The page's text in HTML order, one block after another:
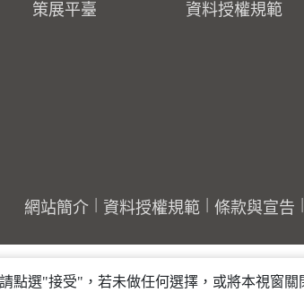
策展平臺
資料授權規範
網站簡介 資料授權規範 條款與宣告
點選"接受"，若未做任何選擇，或將本視窗